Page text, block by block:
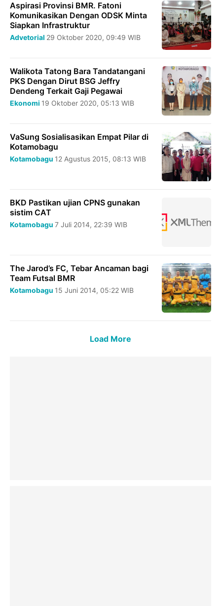
Aspirasi Provinsi BMR. Fatoni
Komunikasikan Dengan ODSK Minta
Siapkan Infrastruktur
Advetorial 29 Oktober 2020, 09:49 WIB
Walikota Tatong Bara Tandatangani
PKS Dengan Dirut BSG Jeffry
Dendeng Terkait Gaji Pegawai
Ekonomi 19 Oktober 2020, 05:13 WIB
VaSung Sosialisasikan Empat Pilar di
Kotamobagu
Kotamobagu 12 Agustus 2015, 08:13 WIB
BKD Pastikan ujian CPNS gunakan
sistim CAT
Kotamobagu 7 Juli 2014, 22:39 WIB
The Jarod’s FC, Tebar Ancaman bagi
Team Futsal BMR
Kotamobagu 15 Juni 2014, 05:22 WIB
Load More